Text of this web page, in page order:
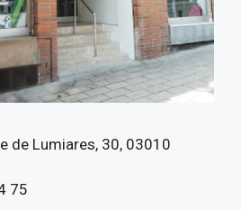
de Lumiares, 30, 03010
75